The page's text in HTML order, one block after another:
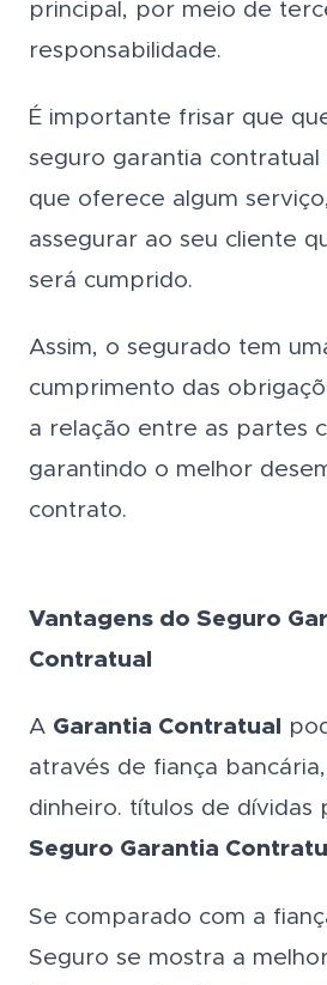
principal, por meio de
responsabilidade.
É importante frisar que
seguro garantia contratual
que oferece algum
assegurar ao seu cliente
será cumprido.
Assim, o segurado tem
cumprimento das
a relação entre as partes
garantindo o melhor
contrato.
Vantagens do Seguro
Contratual
A Garantia Contratual
através de fiança
dinheiro. títulos de dívidas
Seguro Garantia
Se comparado com a
Seguro se mostra a